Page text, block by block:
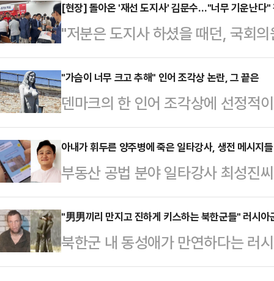
에 따르면 엘레오노라 인카르도나
스타디움에서 열린 PSG와 바이에
착용했다.공개된 사진에 따르면 인
트와 브라톱 차림(사진 왼쪽)으로
셜미디어(SNS)에 공유돼 화제를
태의 상의 차림은 과하…
[현장] 돌아온 '재선 도지사' 김문수…"너무 기운난다"
"저분은 도지사 하셨을 때던, 국회
결백 깨끗하게 하셨기 때문에, 당
다."경기도 부천 소사구에 사는 60
국민의힘 경기도당에서 '김문수 당
은 "2000년부터 후보를 응원해 왔
푸른 셔츠를 입고 지지자들의 우레
선 김 후보는 자신을 향한 환호에
당 대…
"가슴이 너무 크고 추해" 인어 조각상 논란, 그 끝은
덴마크의 한 인어 조각상에 선정적
다.4일(현지시간) 영국 가디언에 따
근 '드라고르 요새' 앞에 설치된 '큰
인 요새와 어울리지 않는다는 이유
는 이 조각상은 코펜하겐 해변의 바
는 달리 가슴 부분이 강조돼 있어
리티켄의 미술 평론가 마티아스 크
라고 지적했다.성직자 …
아내가 휘두른 양주병에 죽은 일타강사, 생전 메시지
부동산 공법 분야 일타강사 최성진
가운데 그가 생전에 아내에게 보낸
일 SBS '그것이 알고 싶다'는 최성
의 실상을 공개했다.최성진씨는 지
친 채 병원으로 이송됐으나 11시간
"男男끼리 만지고 진하게 키스하는 북한군들" 러시아
북한군 내 동성애가 만연하다는 러
나 언론인이자 군인인 유리 부투소